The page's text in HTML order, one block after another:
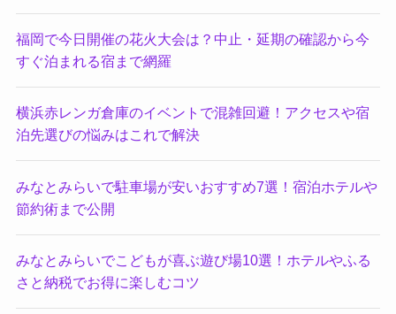
福岡で今日開催の花火大会は？中止・延期の確認から今
すぐ泊まれる宿まで網羅
横浜赤レンガ倉庫のイベントで混雑回避！アクセスや宿
泊先選びの悩みはこれで解決
みなとみらいで駐車場が安いおすすめ7選！宿泊ホテルや
節約術まで公開
みなとみらいでこどもが喜ぶ遊び場10選！ホテルやふる
さと納税でお得に楽しむコツ